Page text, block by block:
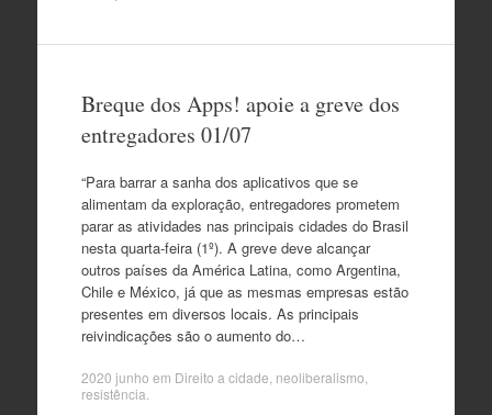
Breque dos Apps! apoie a greve dos
entregadores 01/07
“Para barrar a sanha dos aplicativos que se
alimentam da exploração, entregadores prometem
parar as atividades nas principais cidades do Brasil
nesta quarta-feira (1º). A greve deve alcançar
outros países da América Latina, como Argentina,
Chile e México, já que as mesmas empresas estão
presentes em diversos locais. As principais
reivindicações são o aumento do…
2020 junho em Direito a cidade neoliberalismo
resistência